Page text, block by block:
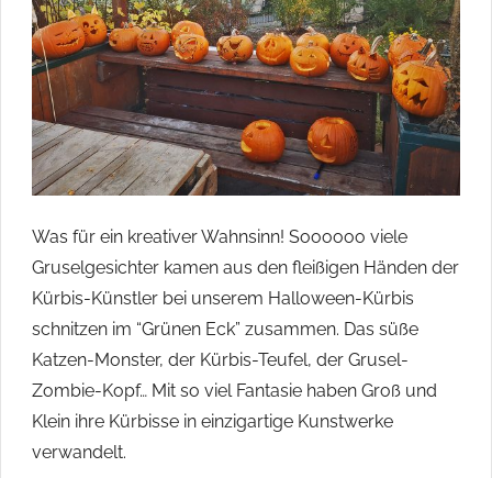
ihren
Heimatorten
Havelland
engagieren
beteiligen
wollten.
Was für ein kreativer Wahnsinn! Soooooo viele
Gruselgesichter kamen aus den fleißigen Händen der
Kürbis-Künstler bei unserem Halloween-Kürbis
schnitzen im “Grünen Eck” zusammen. Das süße
Katzen-Monster, der Kürbis-Teufel, der Grusel-
Zombie-Kopf… Mit so viel Fantasie haben Groß und
Klein ihre Kürbisse in einzigartige Kunstwerke
verwandelt.